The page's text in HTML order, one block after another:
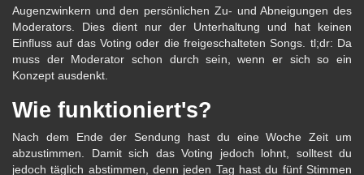
Augenzwinkern und den persönlichen Zu- und Abneigungen des
Moderators. Dies dient nur der Unterhaltung und hat keinen
Einfluss auf das Voting oder die freigeschalteten Songs. tl;dr: Da
muss der Moderator schon durch sein, wenn er sich so ein
Konzept ausdenkt.
Wie funktioniert's?
Nach dem Ende der Sendung hast du eine Woche Zeit um
abzustimmen. Damit sich das Voting jedoch lohnt, solltest du
jedoch täglich abstimmen, denn jeden Tag hast du fünf Stimmen